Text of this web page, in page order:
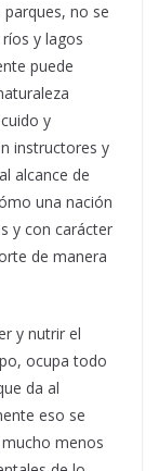
no se
y lagos
puede
y
instructores y
alcance de
una nación
y con carácter
de manera
y nutrir el
ocupa todo
da al
eso se
menos